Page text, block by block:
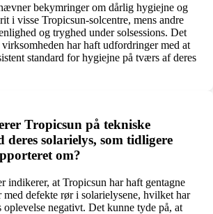
bekymringer om dårlig hygiejne og
i visse Tropicsun-solcentre, mens andre
og tryghed under solsessions. Det
har haft udfordringer med at
standard for hygiejne på tværs af deres
Tropicsun på tekniske
deres solarielys, som tidligere
om?
indikerer, at Tropicsun har haft gentagne
med defekte rør i solarielysene, hvilket har
oplevelse negativt. Det kunne tyde på, at